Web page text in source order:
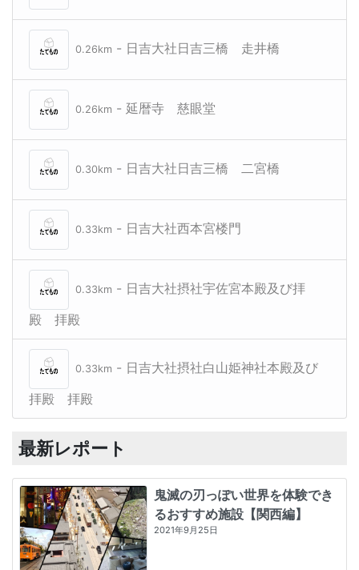
0.26km - 日吉大社日吉三橋 走井橋
0.26km - 延暦寺 慈眼堂
0.30km - 日吉大社日吉三橋 二宮橋
0.33km - 日吉大社西本宮楼門
0.33km - 日吉大社摂社宇佐宮本殿及び拝
殿 拝殿
0.33km - 日吉大社摂社白山姫神社本殿及び
拝殿 拝殿
最新レポート
鬼滅の刃っぽい世界を体験でき
るおすすめ施設【関西編】
2021年9月25日